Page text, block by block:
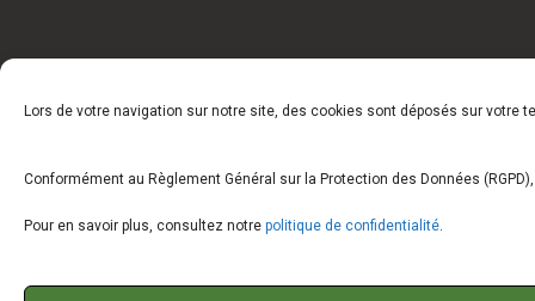
Lors de votre navigation sur notre site, des cookies sont déposés sur votre
Conformément au Règlement Général sur la Protection des Données
Pour en savoir plus, consultez notre politique de confidentialité.